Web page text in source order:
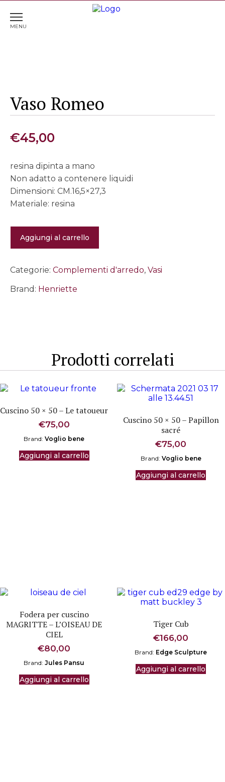
Home Complementi d'arredo
Vaso Romeo
€45,00
resina dipinta a mano
Non adatto a contenere liquidi
Dimensioni: CM.16,5×27,3
Materiale: resina
Romeo
quantità
Aggiungi al carrello
Categorie: Complementi d'arredo, Vasi
Brand: Henriette
Prodotti correlati
Cuscino 50 × 50 – Le tatoueur
€75,00
Brand:Voglio bene
Aggiungi al carrello
Cuscino 50 × 50 – Papillon
sacré
€75,00
Brand: Voglio bene
Aggiungi al carrello
Fodera per cuscino
MAGRITTE – L’OISEAU DE
CIEL
€80,00
Brand:Jules Pansu
Aggiungi al carrello
Tiger Cub
€166,00
Brand: Edge Sculpture
Aggiungi al carrello